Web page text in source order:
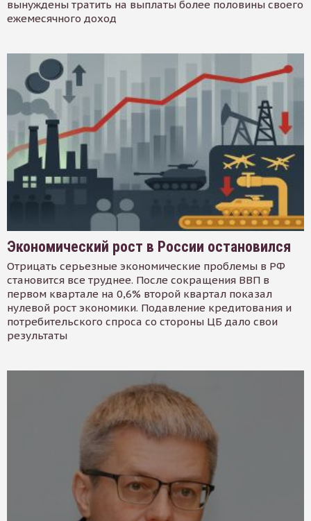
вынуждены тратить на выплаты более половины своего
ежемесячного доход
Экономический рост в России остановился
Отрицать серьезные экономические проблемы в РФ
становится все труднее. После сокращения ВВП в
первом квартале на 0,6% второй квартал показал
нулевой рост экономики. Подавление кредитования и
потребительского спроса со стороны ЦБ дало свои
результаты